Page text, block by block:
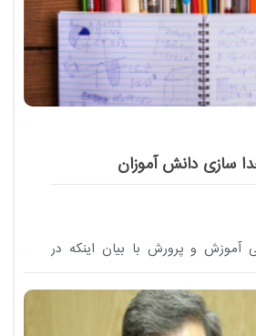
سازی دانش آموزان
آموزش و پرورش با بیان اینكه در